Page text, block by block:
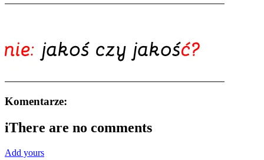
Komentarze:
iThere are no comments
Add yours